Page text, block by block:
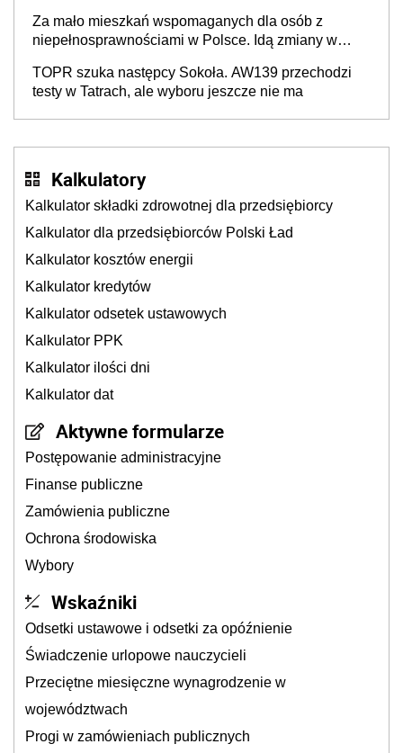
Za mało mieszkań wspomaganych dla osób z
niepełnosprawnościami w Polsce. Idą zmiany w
TOPR szuka następcy Sokoła. AW139 przechodzi
testy w Tatrach, ale wyboru jeszcze nie ma
Kalkulatory
Kalkulator składki zdrowotnej dla przedsiębiorcy
Kalkulator dla przedsiębiorców Polski Ład
Kalkulator kosztów energii
Kalkulator kredytów
Kalkulator odsetek ustawowych
Kalkulator PPK
Kalkulator ilości dni
Kalkulator dat
Aktywne formularze
Postępowanie administracyjne
Finanse publiczne
Zamówienia publiczne
Ochrona środowiska
Wybory
Wskaźniki
Odsetki ustawowe i odsetki za opóźnienie
Świadczenie urlopowe nauczycieli
Przeciętne miesięczne wynagrodzenie w
województwach
Progi w zamówieniach publicznych